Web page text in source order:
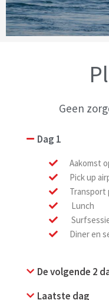
Geen
Dag 1
Aakomst
Pick up
Transport
Lunch
Diner en
De volgende 2
Laatste dag